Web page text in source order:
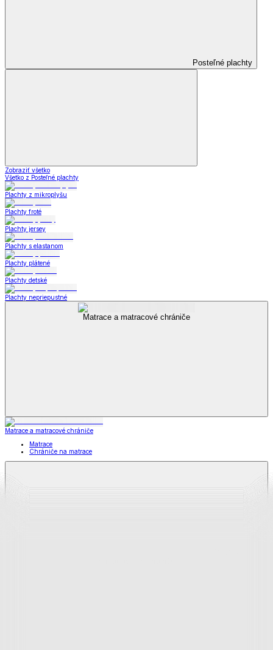
Posteľné plachty
Zobraziť všetko
Všetko z Posteľné plachty
Plachty z mikroplyšu
Plachty froté
Plachty jersey
Plachty s elastanom
Plachty plátené
Plachty detské
Plachty nepriepustné
Matrace a matracové chrániče
Matrace a matracové chrániče
Matrace
Chrániče na matrace